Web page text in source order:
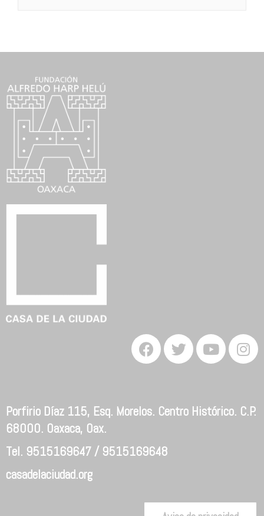
Porfirio Díaz 115, Esq. Morelos. Centro Histórico. C.P.
68000. Oaxaca, Oax.
Tel. 9515169647 / 9515169648
casadelaciudad.org